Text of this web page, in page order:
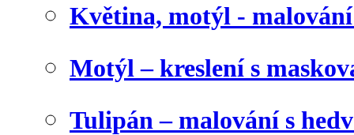
Květina, motýl -
Motýl – kreslení s
Tulipán – malování s